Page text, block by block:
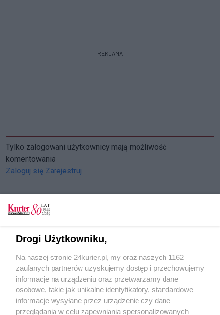
REKLAMA
Tylko zalogowani użytkownicy mają możliwość
komentowania
Zaloguj się Zarejestruj
Sąsiedzi chcą mieć pewność
Cel: zamieniamy papier na leki
Szkolenia w Policach
POGODA
Drogi Użytkowniku,
Na naszej stronie 24kurier.pl, my oraz naszych 1162
zaufanych partnerów uzyskujemy dostęp i przechowujemy
informacje na urządzeniu oraz przetwarzamy dane
osobowe, takie jak unikalne identyfikatory, standardowe
informacje wysyłane przez urządzenie czy dane
przeglądania w celu zapewniania spersonalizowanych